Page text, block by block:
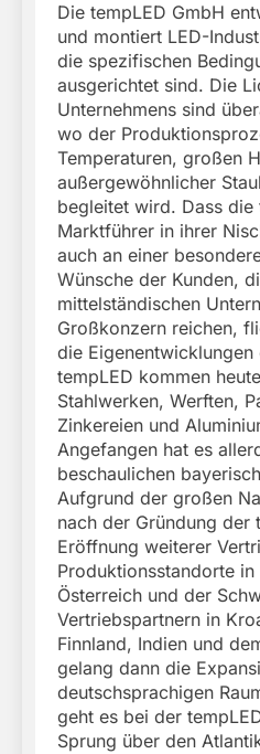
Die tempLED GmbH
und montiert LED-
die spezifischen
ausgerichtet sind. Die
Unternehmens sind
wo der
Temperaturen, großen
außergewöhnlicher
begleitet wird. Dass die
Marktführer in ihrer
auch an einer
Wünsche der Kunden,
mittelständischen
Großkonzern reichen,
die
tempLED kommen
Stahlwerken, Werften,
Zinkereien und
Angefangen hat es
beschaulichen
Aufgrund der großen
nach der Gründung der
Eröffnung weiterer
Produktionsstandorte in
Österreich und der
Vertriebspartnern in
Finnland, Indien und
gelang dann die
deutschsprachigen
geht es bei der
Sprung über den